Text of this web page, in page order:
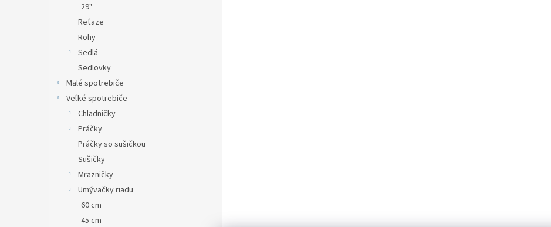
29"
Reťaze
Rohy
Sedlá
Sedlovky
Malé spotrebiče
Veľké spotrebiče
Chladničky
Práčky
Práčky so sušičkou
Sušičky
Mrazničky
Umývačky riadu
60 cm
45 cm